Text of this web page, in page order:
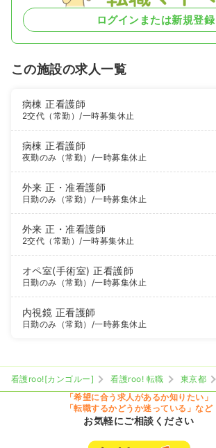
ログインまたは新規登録
この施設の求人一覧
病棟正看護師
2交代（常勤）/一時募集休止
病棟正看護師
夜勤のみ（常勤） /一時募集休止
外来正・准看護師
日勤のみ（常勤） /一時募集休止
外来正・准看護師
2交代（常勤）/一時募集休止
オペ室(手術室)正看護師
日勤のみ（常勤） /一時募集休止
内視鏡 正看護師
日勤のみ（常勤） /一時募集休止
看護roo![カンゴルー] 看護roo! 転職 東京都
「希望に合う求人があるか知りたい」
「転職するかどうか迷っている」など
お気軽にご相談ください